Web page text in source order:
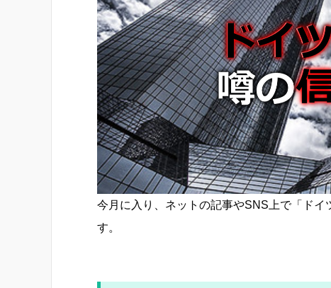
今月に入り、ネットの記事やSNS上で「ドイ
す。